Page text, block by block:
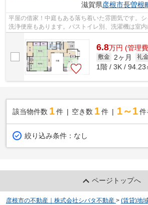
滋賀県彦根市長曽根
平屋の借家！中庭もある落ち着いた雰囲気です。
洗浄便座もあります。バストイレ別、洗濯機は室
6.8万円 (管理
敷金 2ヶ月 礼
1階 / 3K / 94.23
該当物件数 1件 空き数 1 件 1～1 件
絞り込み条件： なし
ページトップへ
彦根市の不動産｜株式会社シバタ不動産 > (賃貸)地